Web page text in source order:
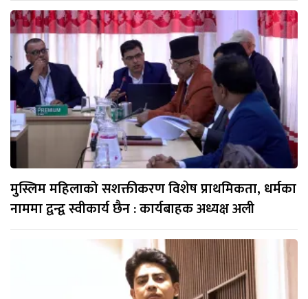
मुस्लिम महिलाको सशक्तीकरण विशेष प्राथमिकता, धर्मका
नाममा द्वन्द्व स्वीकार्य छैन : कार्यबाहक अध्यक्ष अली